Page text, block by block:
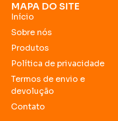
MAPA DO SITE
Início
Sobre nós
Produtos
Política de privacidade
Termos de envio e
devolução
Contato